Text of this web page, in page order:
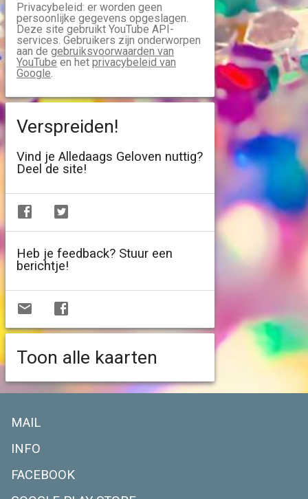
Privacybeleid: er worden geen
persoonlijke gegevens opgeslagen.
Deze site gebruikt YouTube API-
services. Gebruikers zijn onderworpen
aan de gebruiksvoorwaarden van
YouTube en het privacybeleid van
Google.
Verspreiden!
Vind je Alledaags Geloven nuttig?
Deel de site!
Heb je feedback? Stuur een
berichtje!
Toon alle kaarten
MAIL
INFO
FACEBOOK